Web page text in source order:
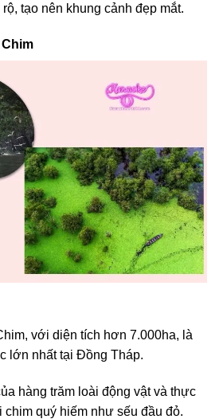
tạo nên khung cảnh đẹp mắt.
với diện tích hơn 7.000ha, là
lớn nhất tại Đồng Tháp.
hàng trăm loài động vật và thực
chim quý hiếm như sếu đầu đỏ.